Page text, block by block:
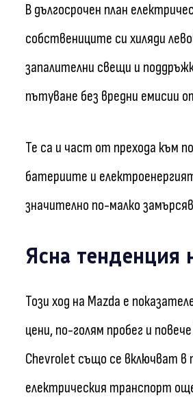
В дългосрочен план
собствениците си хиляди
запалителни свещи и
пътуване без вредни емисии
Те са и част от прехода към
батериите и
значително по-малко
Ясна тенденция
Този ход на Mazda е
цени, по-голям пробег и
Chevrolet също се включват в
електрическия транспорт